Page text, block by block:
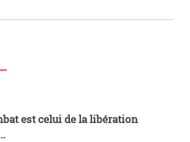
est celui de la libération